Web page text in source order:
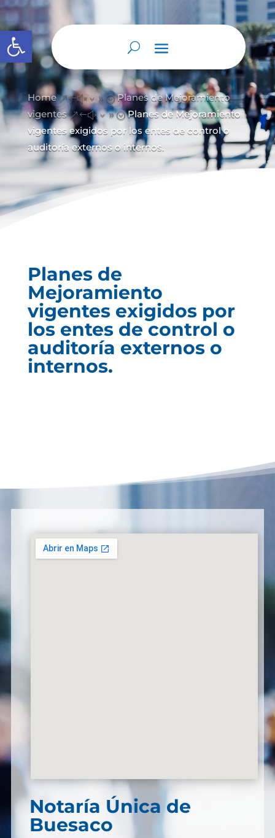
Abrir barra de herramientas
Home &#x39; Planes de Mejoramiento
vigentes &#x39; Planes de Mejoramiento
vigentes exigidos por los entes de control o
auditoría externos o internos.
Planes de
Mejoramiento
vigentes exigidos por
los entes de control o
auditoría externos o
internos.
Notaría Única de
Buesaco